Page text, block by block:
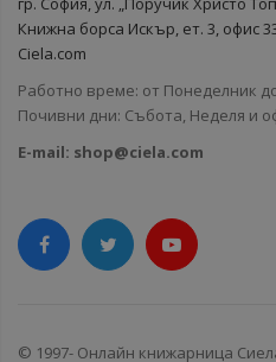
Книжна борса Искър, ет. 3, офис
Ciela.com
Работно време: от Понеделник
Почивни дни: Събота, Неделя и
E-mail: shop@ciela.com
© 1997- Онлайн книжарница